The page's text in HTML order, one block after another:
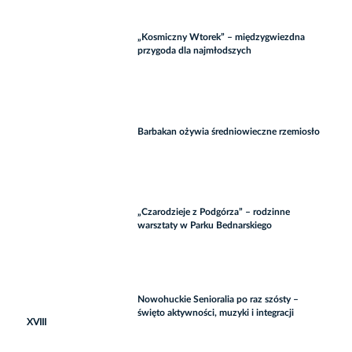
„Kosmiczny Wtorek” – międzygwiezdna
przygoda dla najmłodszych
Barbakan ożywia średniowieczne rzemiosło
„Czarodzieje z Podgórza” – rodzinne
warsztaty w Parku Bednarskiego
XVIII
Nowohuckie Senioralia po raz szósty –
święto aktywności, muzyki i integracji